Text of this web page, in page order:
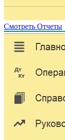
Смотреть Отчеты